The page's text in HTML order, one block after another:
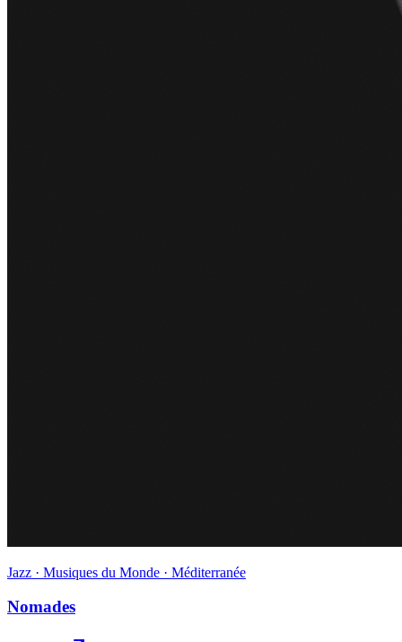
Jazz · Musiques du Monde · Méditerranée
Nomades